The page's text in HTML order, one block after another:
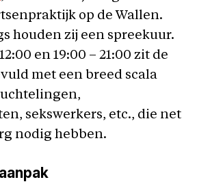
op de Wallen.
houden zij een spreekuur.
en 19:00 – 21:00 zit de
met een breed scala
sekswerkers, etc., die net
nodig hebben.